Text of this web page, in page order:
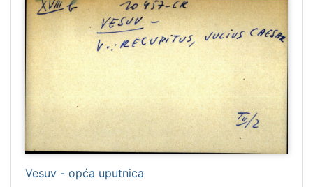
Vesuv - opća uputnica